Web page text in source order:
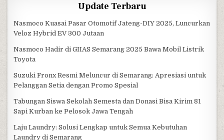
Update Terbaru
Nasmoco Kuasai Pasar Otomotif Jateng-DIY 2025, Luncurkan
Veloz Hybrid EV 300 Jutaan
Nasmoco Hadir di GIIAS Semarang 2025 Bawa Mobil Listrik
Toyota
Suzuki Fronx Resmi Meluncur di Semarang: Apresiasi untuk
Pelanggan Setia dengan Promo Spesial
Tabungan Siswa Sekolah Semesta dan Donasi Bisa Kirim 81
Sapi Kurban ke Pelosok Jawa Tengah
Laju Laundry: Solusi Lengkap untuk Semua Kebutuhan
Laundry di Semarang